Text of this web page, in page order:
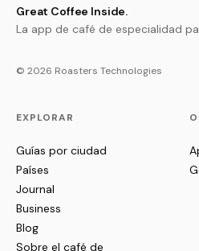
Great Coffee Inside.
La app de café de especialidad
© 2026 Roasters Technologies
EXPLORAR
Guías por ciudad
Países
Journal
Business
Blog
Sobre el café de